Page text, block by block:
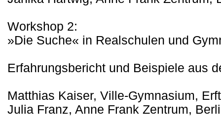
Workshop 2:
»Die Suche« in Realschulen und
Erfahrungsbericht und Beispiele aus
Matthias Kaiser, Ville-Gymnasium,
Julia Franz, Anne Frank Zentrum,